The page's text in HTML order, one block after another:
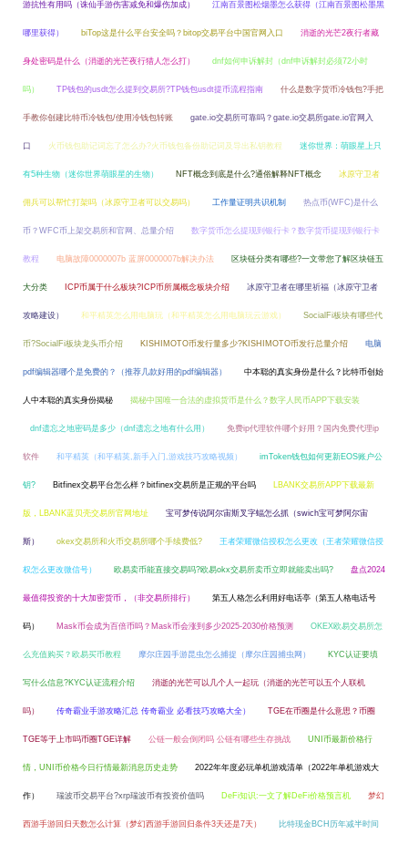
游抗性有用吗（诛仙手游伤害减免和爆伤加成） 江南百景图松烟墨怎么获得（江南百景图松墨黑
哪里获得） biTop这是什么平台安全吗？bitop交易平台中国官网入口 消逝的光芒2夜行者藏
身处密码是什么（消逝的光芒夜行猎人怎么打） dnf如何申诉解封（dnf申诉解封必须72小时
吗） TP钱包的usdt怎么提到交易所?TP钱包usdt提币流程指南 什么是数字货币冷钱包?手把
手教你创建比特币冷钱包/使用冷钱包转账 gate.io交易所可靠吗？gate.io交易所gate.io官网入
口 火币钱包助记词忘了怎么办?火币钱包备份助记词及导出私钥教程 迷你世界：萌眼星上只
有5种生物（迷你世界萌眼星的生物） NFT概念到底是什么?通俗解释NFT概念 冰原守卫者
佣兵可以帮忙打架吗（冰原守卫者可以交易吗） 工作量证明共识机制 热点币(WFC)是什么
币？WFC币上架交易所和官网、总量介绍 数字货币怎么提现到银行卡？数字货币提现到银行卡
教程 电脑故障0000007b 蓝屏0000007b解决办法 区块链分类有哪些?一文带您了解区块链五
大分类 ICP币属于什么板块?ICP币所属概念板块介绍 冰原守卫者在哪里祈福（冰原守卫者
攻略建设） 和平精英怎么用电脑玩（和平精英怎么用电脑玩云游戏） SocialFi板块有哪些代
币?SocialFi板块龙头币介绍 KISHIMOTO币发行量多少?KISHIMOTO币发行总量介绍 电脑
pdf编辑器哪个是免费的？（推荐几款好用的pdf编辑器） 中本聪的真实身份是什么？比特币创始
人中本聪的真实身份揭秘 揭秘中国唯一合法的虚拟货币是什么？数字人民币APP下载安装
dnf遗忘之地密码是多少（dnf遗忘之地有什么用） 免费ip代理软件哪个好用？国内免费代理ip
软件 和平精英（和平精英,新手入门,游戏技巧攻略视频） imToken钱包如何更新EOS账户公
钥? Bitfinex交易平台怎么样？bitfinex交易所是正规的平台吗 LBANK交易所APP下载最新
版，LBANK蓝贝壳交易所官网地址 宝可梦传说阿尔宙斯叉字蝠怎么抓（swich宝可梦阿尔宙
斯） okex交易所和火币交易所哪个手续费低? 王者荣耀微信授权怎么更改（王者荣耀微信授
权怎么更改微信号） 欧易卖币能直接交易吗?欧易okx交易所卖币立即就能卖出吗? 盘点2024
最值得投资的十大加密货币，（非交易所排行） 第五人格怎么利用好电话亭（第五人格电话号
码） Mask币会成为百倍币吗？Mask币会涨到多少2025-2030价格预测 OKEX欧易交易所怎
么充值购买？欧易买币教程 摩尔庄园手游昆虫怎么捕捉（摩尔庄园捕虫网） KYC认证要填
写什么信息?KYC认证流程介绍 消逝的光芒可以几个人一起玩（消逝的光芒可以五个人联机
吗） 传奇霸业手游攻略汇总 传奇霸业 必看技巧攻略大全） TGE在币圈是什么意思？币圈
TGE等于上市吗币圈TGE详解 公链一般会倒闭吗 公链有哪些生存挑战 UNI币最新价格行
情，UNI币价格今日行情最新消息历史走势 2022年年度必玩单机游戏清单（2022年单机游戏大
作） 瑞波币交易平台?xrp瑞波币有投资价值吗 DeFi知识:一文了解DeFi价格预言机 梦幻
西游手游回归天数怎么计算（梦幻西游手游回归条件3天还是7天） 比特现金BCH历年减半时间